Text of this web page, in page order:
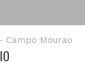
Campo Mourao